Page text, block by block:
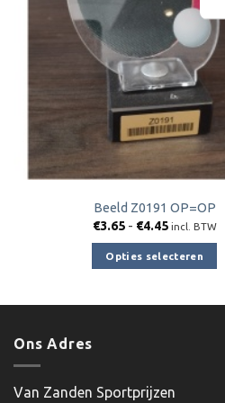
Beeld Z0191 OP=OP
€3.65 - €4.45Prijsklasse:
tot
€4.45
incl. BTW
Opties selecteren
Ons Adres
Van Zanden Sportprijzen